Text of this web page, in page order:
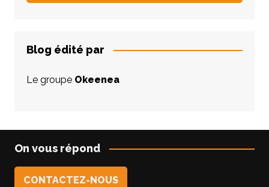
Blog édité par
Le groupe Okeenea
On vous répond
CONTACTEZ-NOUS